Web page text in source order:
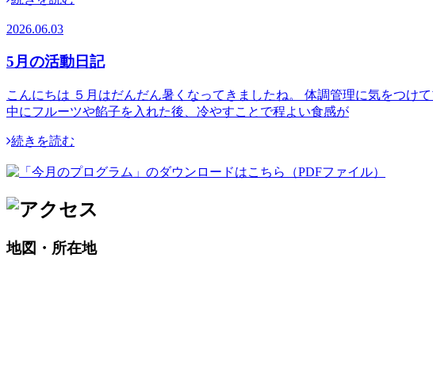
2026.06.03
5月の活動日記
こんにちは ５月はだんだん暑くなってきましたね。 体調管理に気をつ
中にフルーツや餡子を入れた後、冷やすことで程よい食感が
続きを読む
地図・所在地